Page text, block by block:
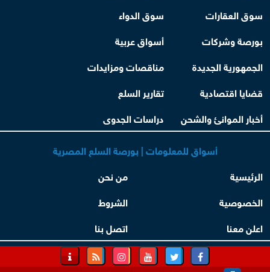
سوق العقارات
سوق الدواء
بورصة وشركات
أسواق عربية
الجمهورية الجديدة
مناقصات ومزايدات
قضايا اقتصادية
تقارير السلع
أخبار الموانئ والشحن
دراسات الجدوى
أسواق للمعلومات | بورصة السلع المصرية
الرئيسية
من نحن
الخصوصية
الشروط
اعلن معنا
اتصل بنا